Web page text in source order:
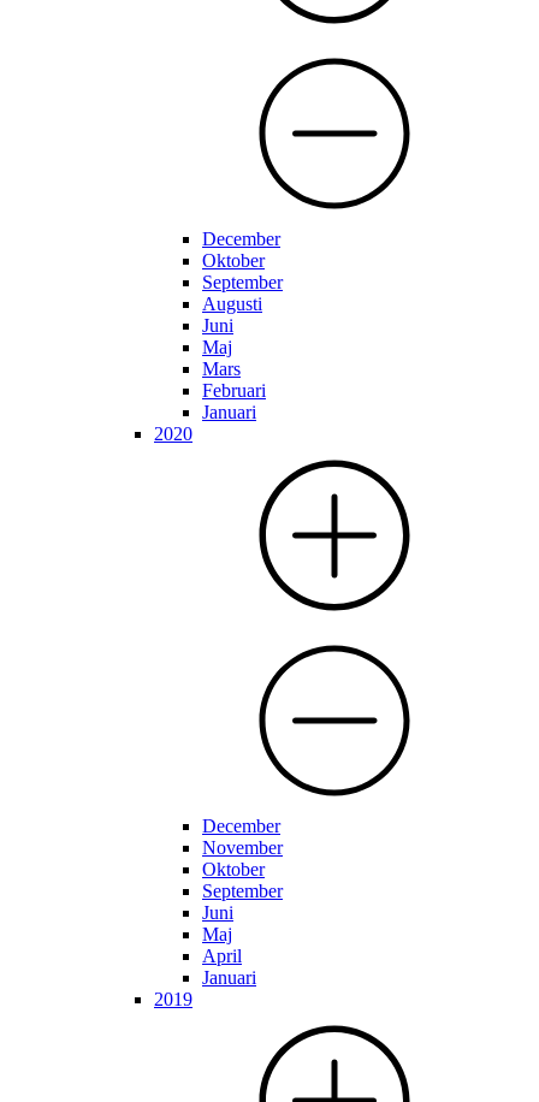
December
Oktober
September
Augusti
Juni
Maj
Mars
Februari
Januari
2020
December
November
Oktober
September
Juni
Maj
April
Januari
2019